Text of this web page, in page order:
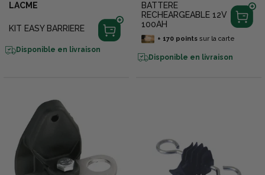
LACME
KIT EASY BARRIERE
Disponible en livraison
BATTERE
RECHEARGEABLE 12V
100AH
+ 170pointssur la carte
Disponible en livraison